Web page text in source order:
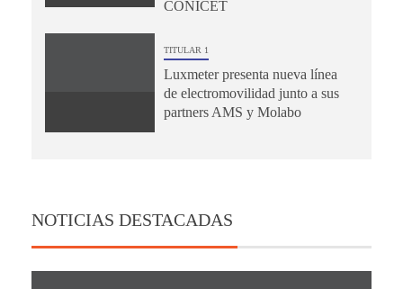
CONICET
TITULAR 1
Luxmeter presenta nueva línea
de electromovilidad junto a sus
partners AMS y Molabo
NOTICIAS DESTACADAS